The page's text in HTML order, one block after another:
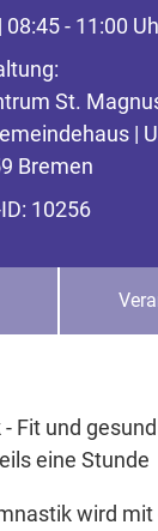
- 11:00
St.
|
Bremen
10256
Fit und
eine Stunde
wird